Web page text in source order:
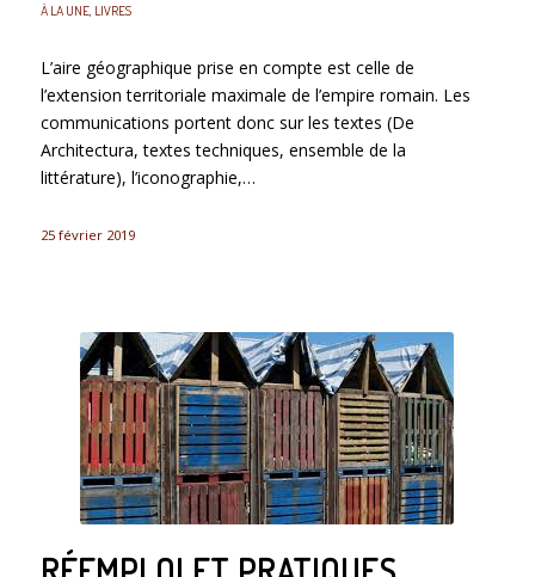
À LA UNE, LIVRES
L’aire géographique prise en compte est celle de
l’extension territoriale maximale de l’empire romain. Les
communications portent donc sur les textes (De
Architectura, textes techniques, ensemble de la
littérature), l’iconographie,…
25 février 2019